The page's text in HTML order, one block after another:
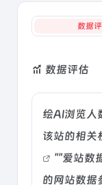
数据
数据评估
绘AI浏览人
该站的相关
""爱站数
的网站数据